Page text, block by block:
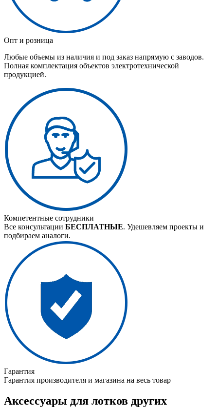
Опт и розница
Любые объемы из наличия и под заказ напрямую с заводов.
Полная комплектация объектов электротехнической
продукцией.
Компетентные сотрудники
Все консультации БЕСПЛАТНЫЕ. Удешевляем проекты и
подбираем аналоги.
Гарантия
Гарантия производителя и магазина на весь товар
Аксессуары для лотков других